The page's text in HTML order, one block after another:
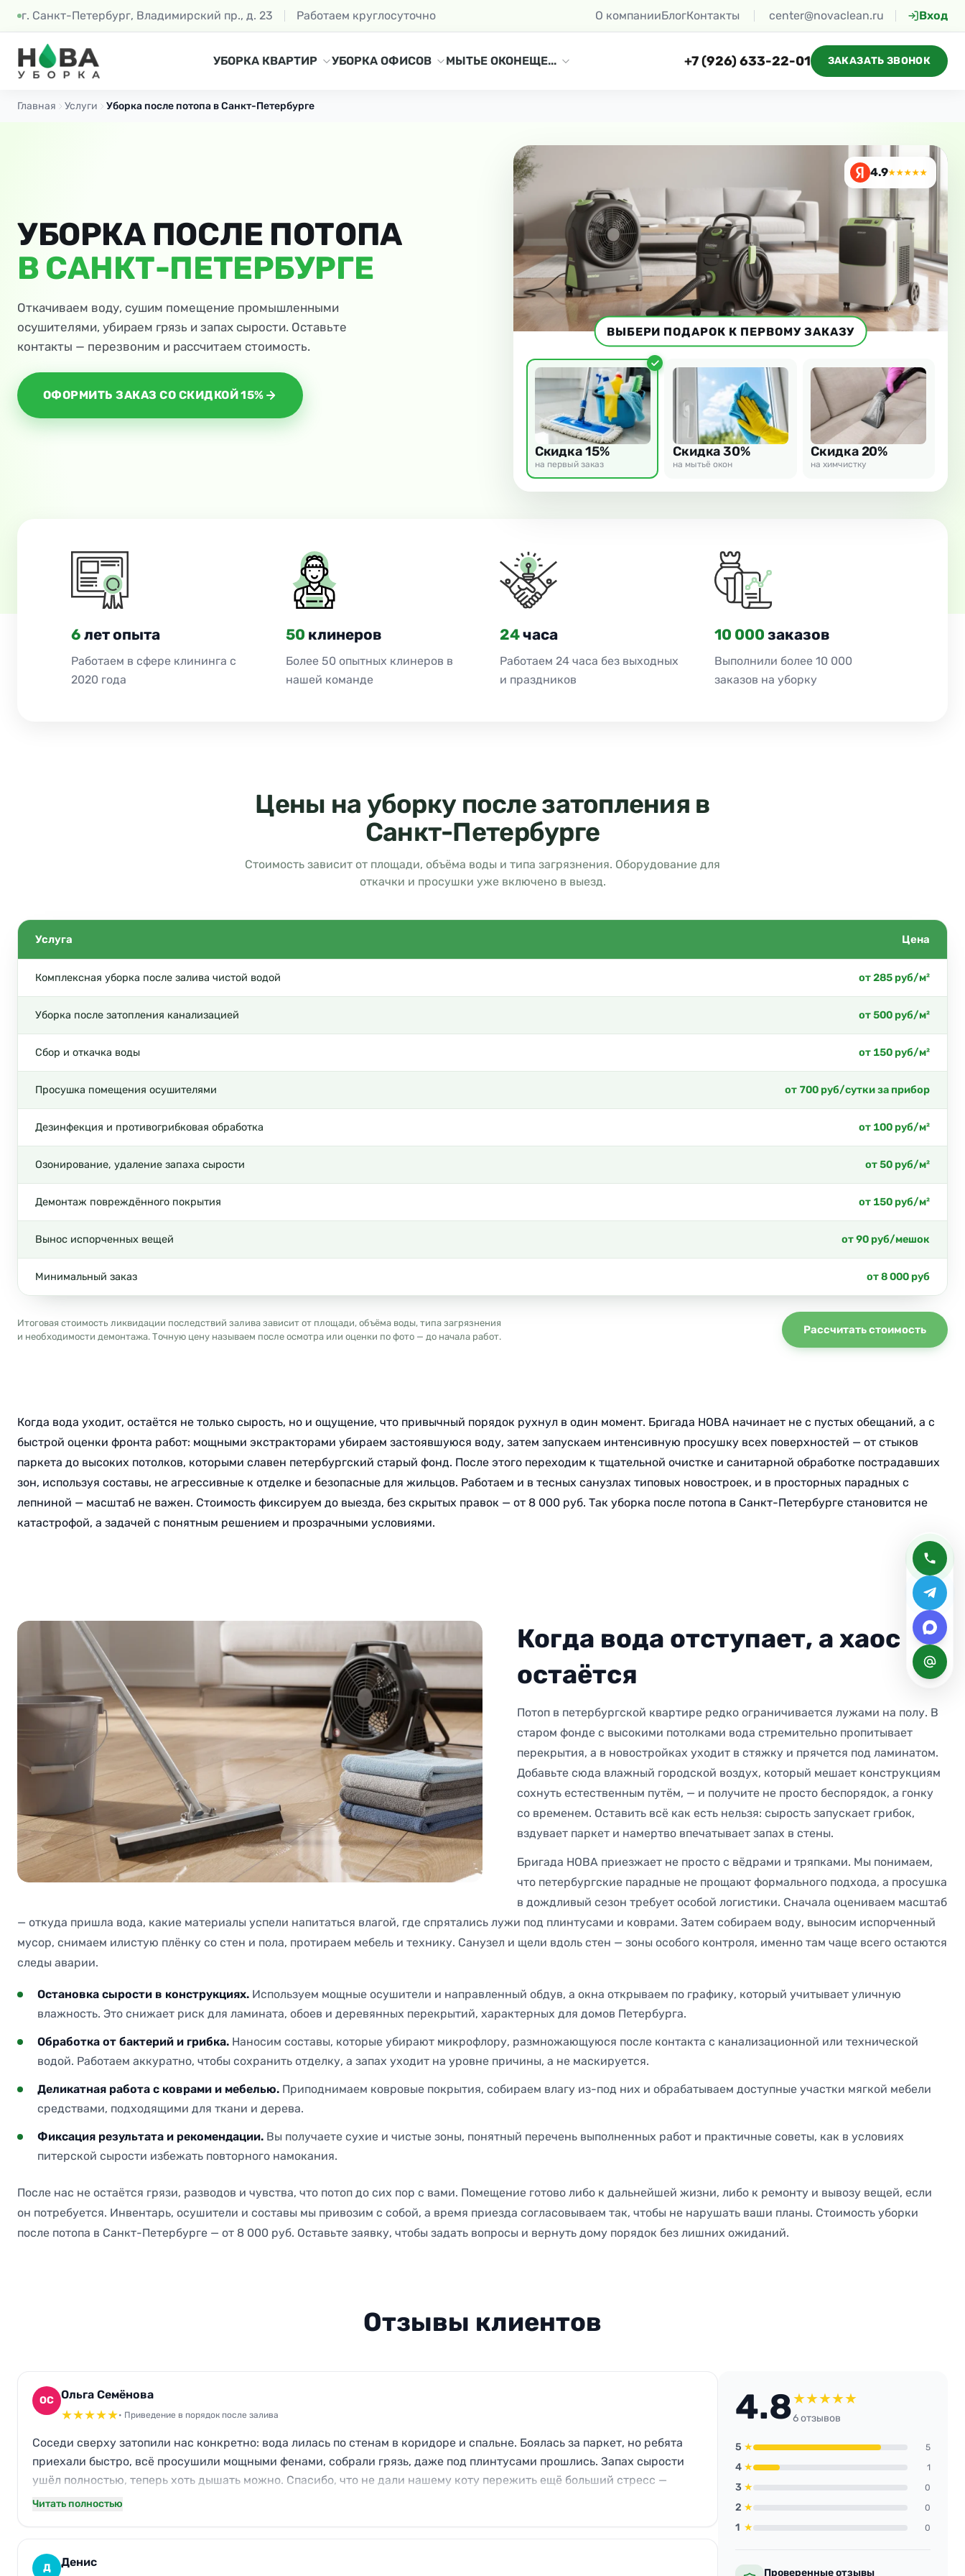
г. Санкт-Петербург, Владимирский пр., д. 23 Работаем круглосуточно О компанииБлогКонтакты center@novaclean.ru Вход
УБОРКА КВАРТИР УБОРКА ОФИСОВ МЫТЬЕ ОКОНЕЩЕ... +7 (926) 633-22-01 ЗАКАЗАТЬ ЗВОНОК
Главная Услуги Уборка после потопа в Санкт-Петербурге
УБОРКА ПОСЛЕ ПОТОПА
В САНКТ-ПЕТЕРБУРГЕ
Откачиваем воду, сушим помещение промышленными
осушителями, убираем грязь и запах сырости. Оставьте
контакты — перезвоним и рассчитаем стоимость.
ОФОРМИТЬ ЗАКАЗ СО СКИДКОЙ 15%
4.9★★★★★
ВЫБЕРИ ПОДАРОК К ПЕРВОМУ ЗАКАЗУ
Скидка 15%
на первый заказ
Скидка 30%
на мытьё окон
Скидка 20%
на химчистку
6 лет опыта
Работаем в сфере клининга с
2020 года
50 клинеров
Более 50 опытных клинеров в
нашей команде
24часа
Работаем 24 часа без выходных
и праздников
10 000 заказов
Выполнили более 10 000
заказов на уборку
Цены на уборку после затопления в
Санкт-Петербурге
Стоимость зависит от площади, объёма воды и типа загрязнения. Оборудование для
откачки и просушки уже включено в выезд.
Услуга Цена
Комплексная уборка после залива чистой водой от 285 руб/м²
Уборка после затопления канализацией от 500 руб/м²
Сбор и откачка воды от 150 руб/м²
Просушка помещения осушителями от 700 руб/сутки за прибор
Дезинфекция и противогрибковая обработка от 100 руб/м²
Озонирование, удаление запаха сырости от 50 руб/м²
Демонтаж повреждённого покрытия от 150 руб/м²
Вынос испорченных вещей от 90 руб/мешок
Минимальный заказ от 8 000 руб
Итоговая стоимость ликвидации последствий залива зависит от площади, объёма воды, типа загрязнения
и необходимости демонтажа. Точную цену называем после осмотра или оценки по фото — до начала работ.
Рассчитать стоимость
Когда вода уходит, остаётся не только сырость, но и ощущение, что привычный порядок рухнул в один момент. Бригада НОВА начинает не с пустых обещаний, а с
быстрой оценки фронта работ: мощными экстракторами убираем застоявшуюся воду, затем запускаем интенсивную просушку всех поверхностей — от стыков
паркета до высоких потолков, которыми славен петербургский старый фонд. После этого переходим к тщательной очистке и санитарной обработке пострадавших
зон, используя составы, не агрессивные к отделке и безопасные для жильцов. Работаем и в тесных санузлах типовых новостроек, и в просторных парадных с
лепниной — масштаб не важен. Стоимость фиксируем до выезда, без скрытых правок — от 8 000 руб. Так уборка после потопа в Санкт-Петербурге становится не
катастрофой, а задачей с понятным решением и прозрачными условиями.
Когда вода отступает, а хаос
остаётся
Потоп в петербургской квартире редко ограничивается лужами на полу. В
старом фонде с высокими потолками вода стремительно пропитывает
перекрытия, а в новостройках уходит в стяжку и прячется под ламинатом.
Добавьте сюда влажный городской воздух, который мешает конструкциям
сохнуть естественным путём, — и получите не просто беспорядок, а гонку
со временем. Оставить всё как есть нельзя: сырость запускает грибок,
вздувает паркет и намертво впечатывает запах в стены.
Бригада НОВА приезжает не просто с вёдрами и тряпками. Мы понимаем,
что петербургские парадные не прощают формального подхода, а просушка
в дождливый сезон требует особой логистики. Сначала оцениваем масштаб
— откуда пришла вода, какие материалы успели напитаться влагой, где спрятались лужи под плинтусами и коврами. Затем собираем воду, выносим испорченный
мусор, снимаем илистую плёнку со стен и пола, протираем мебель и технику. Санузел и щели вдоль стен — зоны особого контроля, именно там чаще всего остаются
следы аварии.
Остановка сырости в конструкциях. Используем мощные осушители и направленный обдув, а окна открываем по графику, который учитывает уличную
влажность. Это снижает риск для ламината, обоев и деревянных перекрытий, характерных для домов Петербурга.
Обработка от бактерий и грибка. Наносим составы, которые убирают микрофлору, размножающуюся после контакта с канализационной или технической
водой. Работаем аккуратно, чтобы сохранить отделку, а запах уходит на уровне причины, а не маскируется.
Деликатная работа с коврами и мебелью. Приподнимаем ковровые покрытия, собираем влагу из-под них и обрабатываем доступные участки мягкой мебели
средствами, подходящими для ткани и дерева.
Фиксация результата и рекомендации. Вы получаете сухие и чистые зоны, понятный перечень выполненных работ и практичные советы, как в условиях
питерской сырости избежать повторного намокания.
После нас не остаётся грязи, разводов и чувства, что потоп до сих пор с вами. Помещение готово либо к дальнейшей жизни, либо к ремонту и вывозу вещей, если
он потребуется. Инвентарь, осушители и составы мы привозим с собой, а время приезда согласовываем так, чтобы не нарушать ваши планы. Стоимость уборки
после потопа в Санкт-Петербурге — от 8 000 руб. Оставьте заявку, чтобы задать вопросы и вернуть дому порядок без лишних ожиданий.
Отзывы клиентов
ОС Ольга Семёнова
★★★★★• Приведение в порядок после залива
Соседи сверху затопили нас конкретно: вода лилась по стенам в коридоре и спальне. Боялась за паркет, но ребята
приехали быстро, всё просушили мощными фенами, собрали грязь, даже под плинтусами прошлись. Запах сырости
ушёл полностью, теперь хоть дышать можно. Спасибо, что не дали нашему коту пережить ещё больший стресс —
работали аккуратно и без лишнего шума.
Читать полностью
Д Денис
4.8★★★★★
6 отзывов
5 ★ 5
4 ★ 1
3 ★ 0
2 ★ 0
1 ★ 0
Проверенные отзывы